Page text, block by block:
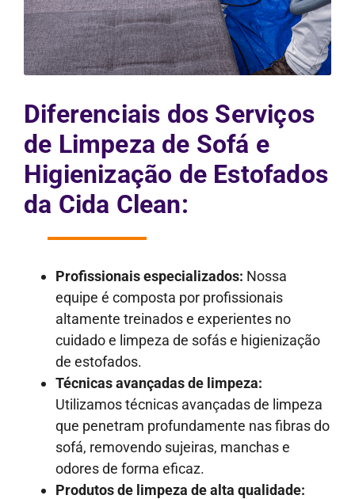
Diferenciais dos Serviços
de Limpeza de Sofá e
Higienização de Estofados
da Cida Clean:
Profissionais especializados: Nossa
equipe é composta por profissionais
altamente treinados e experientes no
cuidado e limpeza de sofás e higienização
de estofados.
Técnicas avançadas de limpeza:
Utilizamos técnicas avançadas de limpeza
que penetram profundamente nas fibras do
sofá, removendo sujeiras, manchas e
odores de forma eficaz.
Produtos de limpeza de alta qualidade: